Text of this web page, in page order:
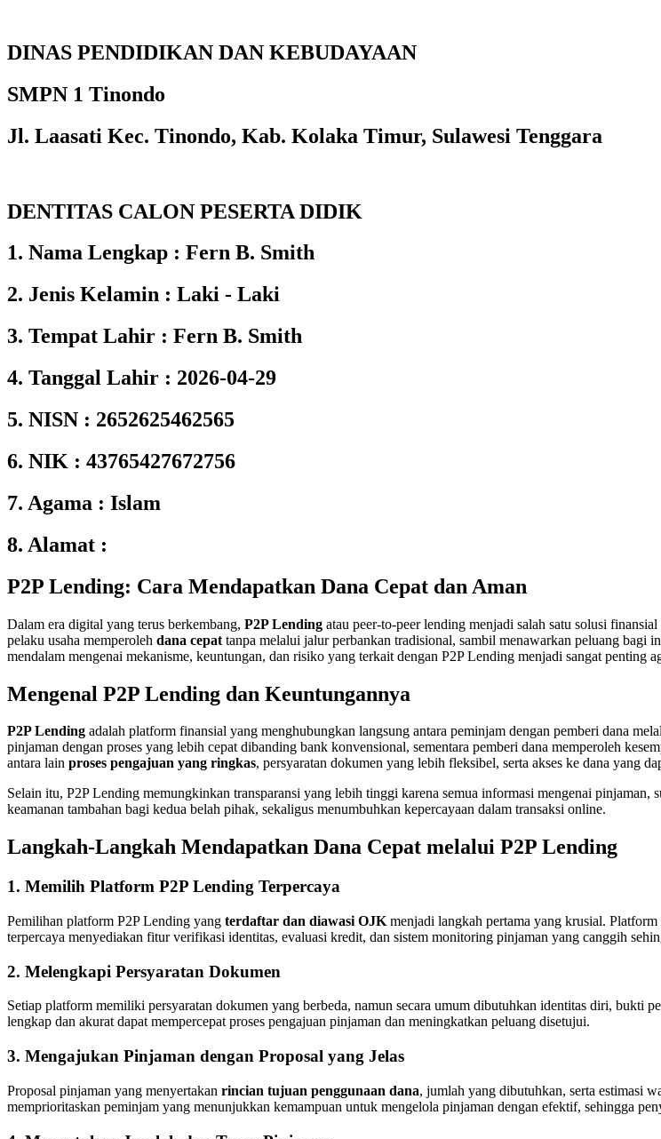
DINAS PENDIDIKAN DAN KEBUDAYAAN
SMPN 1 Tinondo
Jl. Laasati Kec. Tinondo, Kab. Kolaka Timur, Sulawesi Tenggara
DENTITAS CALON PESERTA DIDIK
1. Nama Lengkap : Fern B. Smith
2. Jenis Kelamin : Laki - Laki
3. Tempat Lahir : Fern B. Smith
4. Tanggal Lahir : 2026-04-29
5. NISN : 2652625462565
6. NIK : 43765427672756
7. Agama : Islam
8. Alamat :
P2P Lending: Cara Mendapatkan Dana Cepat dan Aman
Dalam era digital yang terus berkembang, P2P Lending atau peer-to-peer lending menjadi salah satu solusi
pelaku usaha memperoleh dana cepat tanpa melalui jalur perbankan tradisional, sambil menawarkan peluang bagi
mendalam mengenai mekanisme, keuntungan, dan risiko yang terkait dengan P2P Lending menjadi sangat penting
Mengenal P2P Lending dan Keuntungannya
P2P Lending adalah platform finansial yang menghubungkan langsung antara peminjam dengan pemberi dana
pinjaman dengan proses yang lebih cepat dibanding bank konvensional, sementara pemberi dana memperoleh
antara lain proses pengajuan yang ringkas, persyaratan dokumen yang lebih fleksibel, serta akses ke dana yang
Selain itu, P2P Lending memungkinkan transparansi yang lebih tinggi karena semua informasi mengenai
keamanan tambahan bagi kedua belah pihak, sekaligus menumbuhkan kepercayaan dalam transaksi online.
Langkah-Langkah Mendapatkan Dana Cepat melalui P2P Lending
1. Memilih Platform P2P Lending Terpercaya
Pemilihan platform P2P Lending yang terdaftar dan diawasi OJK menjadi langkah pertama yang krusial.
terpercaya menyediakan fitur verifikasi identitas, evaluasi kredit, dan sistem monitoring pinjaman yang canggih
2. Melengkapi Persyaratan Dokumen
Setiap platform memiliki persyaratan dokumen yang berbeda, namun secara umum dibutuhkan identitas diri, bukti
lengkap dan akurat dapat mempercepat proses pengajuan pinjaman dan meningkatkan peluang disetujui.
3. Mengajukan Pinjaman dengan Proposal yang Jelas
Proposal pinjaman yang menyertakan rincian tujuan penggunaan dana, jumlah yang dibutuhkan, serta estimasi
memprioritaskan peminjam yang menunjukkan kemampuan untuk mengelola pinjaman dengan efektif, sehingga